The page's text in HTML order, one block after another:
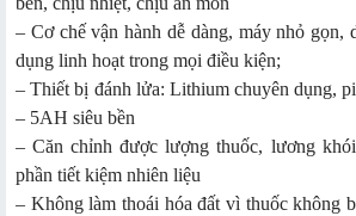
– Cơ chế vận hành dễ dàng, máy nhỏ gọn,
dụng linh hoạt trong mọi điều kiện;
– Thiết bị đánh lửa: Lithium chuyên dụng,
– 5AH siêu bền
– Căn chỉnh được lượng thuốc, lương
phần tiết kiệm nhiên liệu
– Không làm thoái hóa đất vì thuốc không